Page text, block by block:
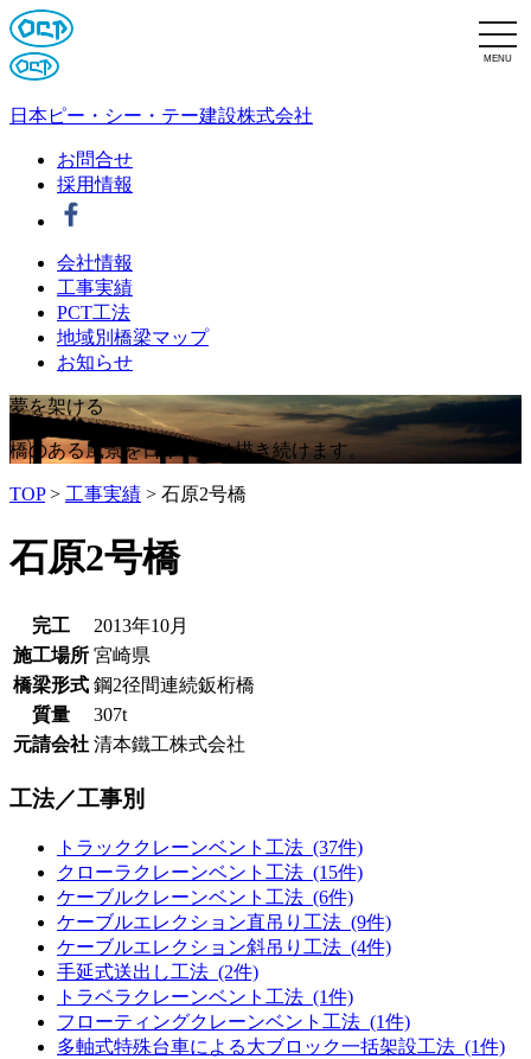
日本ピー・シー・テー建設株式会社
お問合せ
採用情報
会社情報
工事実績
PCT工法
地域別橋梁マップ
お知らせ
MENU
夢を架ける
橋のある風景を日本PCTは描き続けます。
TOP> 工事実績 > 石原2号橋
石原2号橋
完工
2013年10月
施工場所 宮崎県
橋梁形式 鋼2径間連続鈑桁橋
質量
307t
元請会社 清本鐵工株式会社
工法／工事別
トラッククレーンベント工法 (37件)
クローラクレーンベント工法 (15件)
ケーブルクレーンベント工法 (6件)
ケーブルエレクション直吊り工法 (9件)
ケーブルエレクション斜吊り工法 (4件)
手延式送出し工法 (2件)
トラベラクレーンベント工法 (1件)
フローティングクレーンベント工法 (1件)
多軸式特殊台車による大ブロック一括架設工法 (1件)